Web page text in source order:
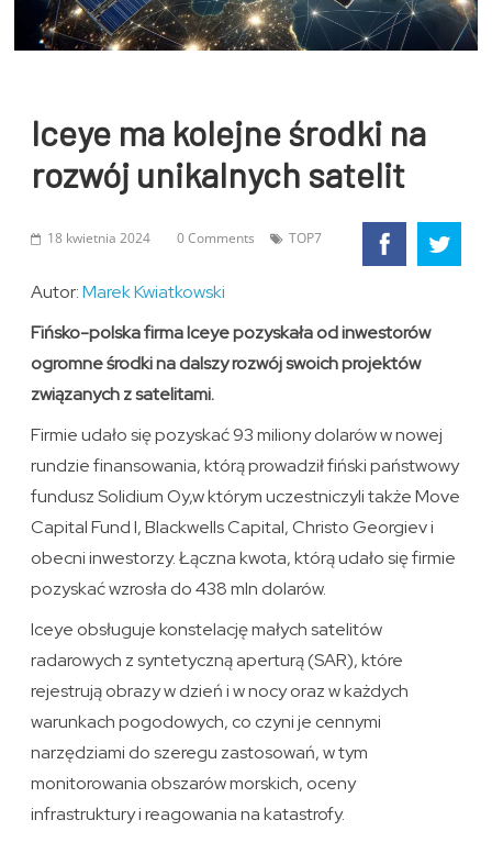
Iceye ma kolejne środki na
rozwój unikalnych satelit
18 kwietnia 2024 0 Comments TOP7
Autor:Marek Kwiatkowski
Fińsko-polska firma Iceye pozyskała od inwestorów
ogromne środki na dalszy rozwój swoich projektów
związanych z satelitami.
Firmie udało się pozyskać 93 miliony dolarów w nowej
rundzie finansowania, którą prowadził fiński państwowy
fundusz Solidium Oy,w którym uczestniczyli także Move
Capital Fund I, Blackwells Capital, Christo Georgiev i
obecni inwestorzy. Łączna kwota, którą udało się firmie
pozyskać wzrosła do 438 mln dolarów.
Iceye obsługuje konstelację małych satelitów
radarowych z syntetyczną aperturą (SAR), które
rejestrują obrazy w dzień i w nocy oraz w każdych
warunkach pogodowych, co czyni je cennymi
narzędziami do szeregu zastosowań, w tym
monitorowania obszarów morskich, oceny
infrastruktury i reagowania na katastrofy.